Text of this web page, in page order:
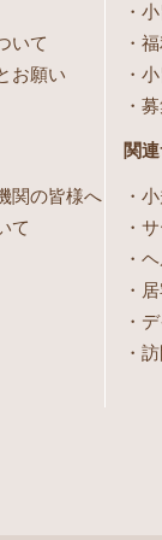
いて
お願い
関の皆様へ
て
関